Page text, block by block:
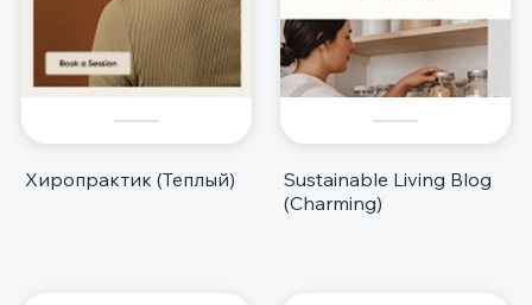
Хиропрактик (Теплый)
Sustainable Living Blog
(Charming)